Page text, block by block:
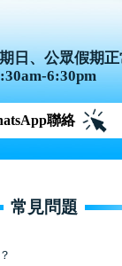
日、公眾假期
6:30pm
聯絡
常見問題